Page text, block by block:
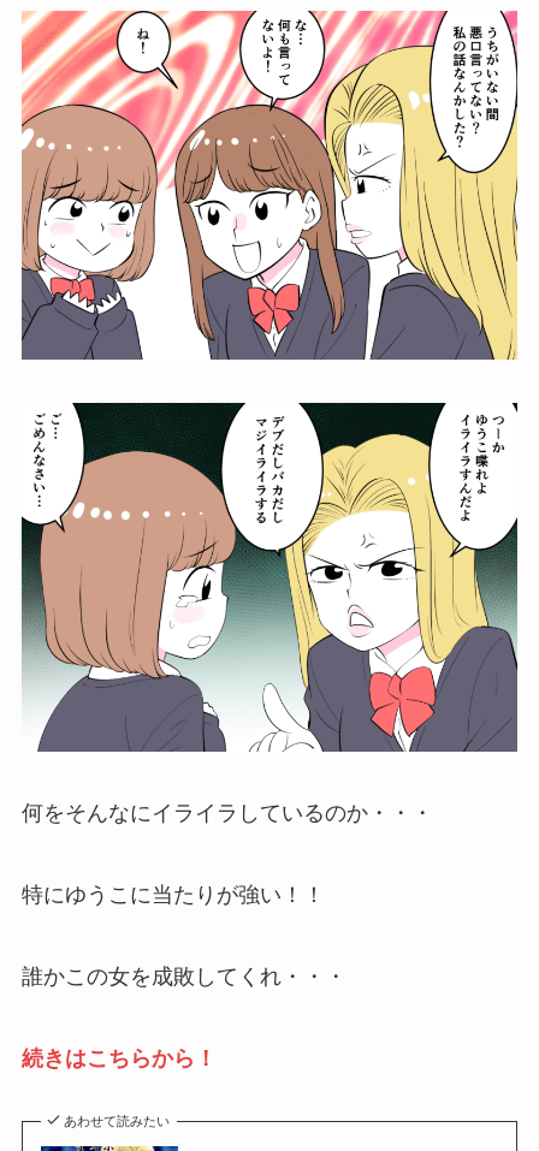
何をそんなにイライラしているのか・・・
特にゆうこに当たりが強い！！
誰かこの女を成敗してくれ・・・
続きはこちらから！
あわせて読みたい